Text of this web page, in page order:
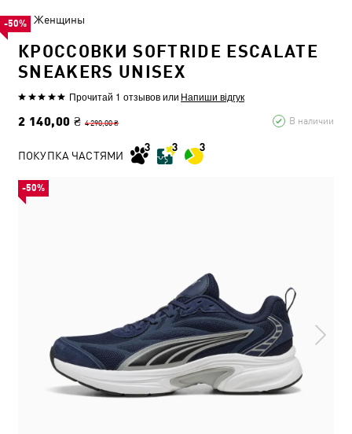
Женщины
КРОССОВКИ SOFTRIDE ESCALATE
SNEAKERS UNISEX
Прочитай 1 отзывовили Напиши відгук
2 140,00 ₴ 4 290,00 ₴ В наличии
-50%
ПОКУПКА ЧАСТЯМИ
-50%